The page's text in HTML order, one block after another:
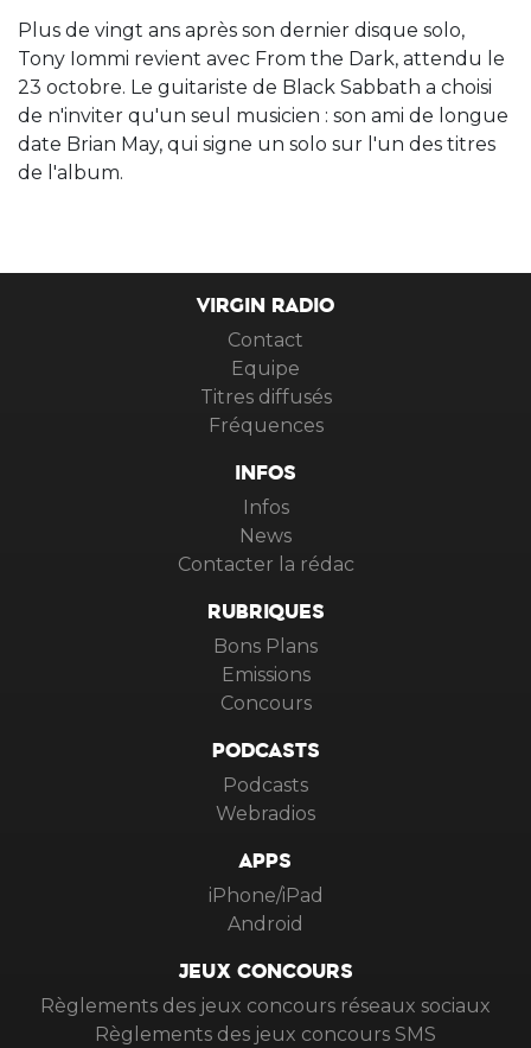
Plus de vingt ans après son dernier disque solo,
Tony Iommi revient avec From the Dark, attendu le
23 octobre. Le guitariste de Black Sabbath a choisi
de n'inviter qu'un seul musicien : son ami de longue
date Brian May, qui signe un solo sur l'un des titres
de l'album.
VIRGIN RADIO
Contact
Equipe
Titres diffusés
Fréquences
INFOS
Infos
News
Contacter la rédac
RUBRIQUES
Bons Plans
Emissions
Concours
PODCASTS
Podcasts
Webradios
APPS
iPhone/iPad
Android
JEUX CONCOURS
Règlements des jeux concours réseaux sociaux
Règlements des jeux concours SMS